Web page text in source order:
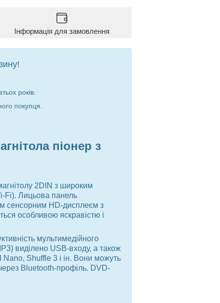
Інформація для замовлення
років.
покупця.
піонер з
2DIN з широким
Fi). Лицьова панель
сенсорним HD-дисплеєм з
особливою яскравістю і
мультимедійного
виділено USB-входу, а також
Shuffle 3 і ін. Вони можуть
Bluetooth-профіль. DVD-